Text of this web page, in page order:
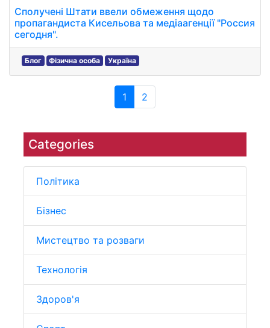
Categories
Політика
Бізнес
Мистецтво та розваги
Технологія
Здоров'я
Сполучені Штати ввели обмеження щодо
пропагандиста Кисельова та медіаагенції "Россия
сегодня".
Блог Фізична особа Україна
1 2